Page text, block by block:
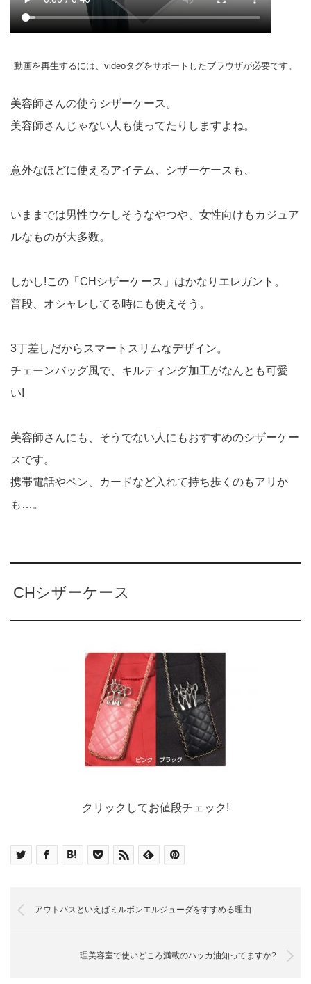
動画を再生するには、videoタグをサポートしたブラウザが必要です。
美容師さんの使うシザーケース。
美容師さんじゃない人も使ってたりしますよね。
意外なほどに使えるアイテム、シザーケースも、
いままでは男性ウケしそうなやつや、女性向けもカジュア
ルなものが大多数。
しかし!この「CHシザーケース」はかなりエレガント。
普段、オシャレしてる時にも使えそう。
3丁差しだからスマートスリムなデザイン。
チェーンバッグ風で、キルティング加工がなんとも可愛
い!
美容師さんにも、そうでない人にもおすすめのシザーケー
スです。
携帯電話やペン、カードなど入れて持ち歩くのもアリか
も…。
CHシザーケース
クリックしてお値段チェック!
アウトバスといえばミルボンエルジューダをすすめる理由
理美容室で使いどころ満載のハッカ油知ってますか?